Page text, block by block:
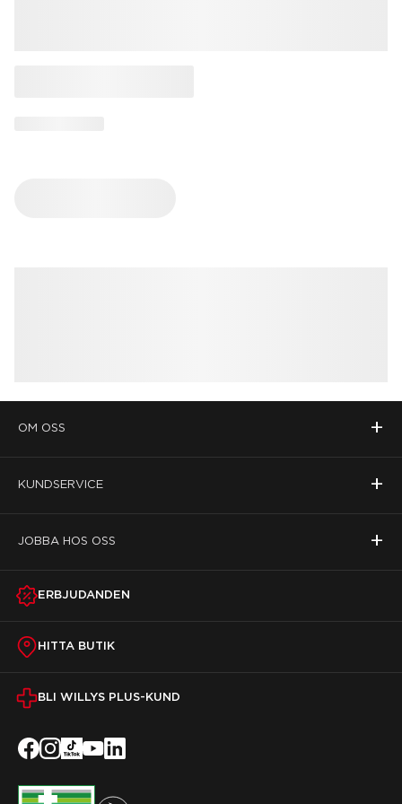
OM OSS +
KUNDSERVICE +
JOBBA HOS OSS +
ERBJUDANDEN
HITTA BUTIK
BLI WILLYS PLUS-KUND